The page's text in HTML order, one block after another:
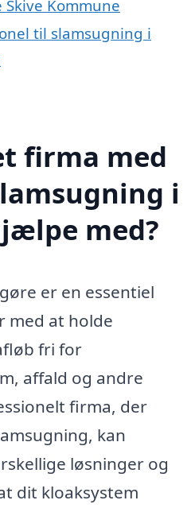
Kommune
til slamsugning i
firma med
i
med?
er en essentiel
med at holde
fri for
affald og andre
firma, der
kan
løsninger og
dit kloaksystem